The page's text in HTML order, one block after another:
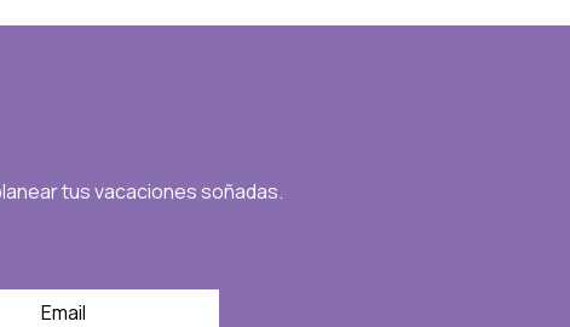
tus vacaciones soñadas.